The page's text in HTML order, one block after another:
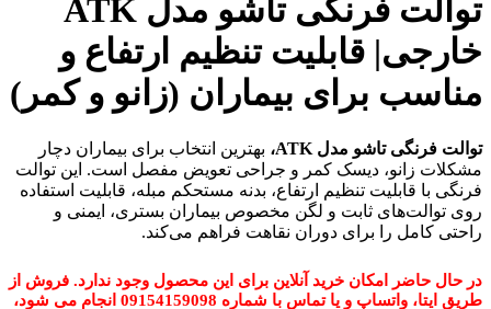
توالت فرنگی تاشو مدل ATK
خارجی| قابلیت تنظیم ارتفاع و
مناسب برای بیماران (زانو و کمر)
توالت فرنگی تاشو مدل ATK،
بهترین انتخاب برای بیماران دچار
مشکلات زانو، دیسک کمر و جراحی تعویض مفصل است. این توالت
فرنگی با قابلیت تنظیم ارتفاع، بدنه مستحکم مبله، قابلیت استفاده
روی توالت‌های ثابت و لگن مخصوص بیماران بستری، ایمنی و
راحتی کامل را برای دوران نقاهت فراهم می‌کند.
در حال حاضر امکان خرید آنلاین برای این محصول وجود ندارد. فروش از
طریق ایتا، واتساپ و یا تماس با شماره 09154159098 انجام می شود،